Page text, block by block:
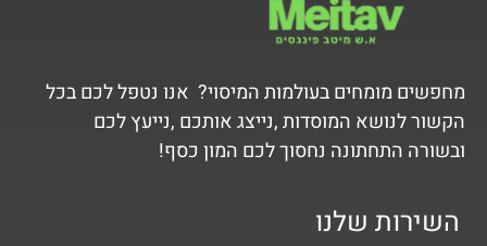
מחפשים מומחים בעולמות המיסוי? אנו נטפל לכם בכל
הקשור לנושא המוסדות ,נייצג אותכם ,נייעץ לכם
ובשורה התחתונה נחסוך לכם המון כסף!
השירות שלנו